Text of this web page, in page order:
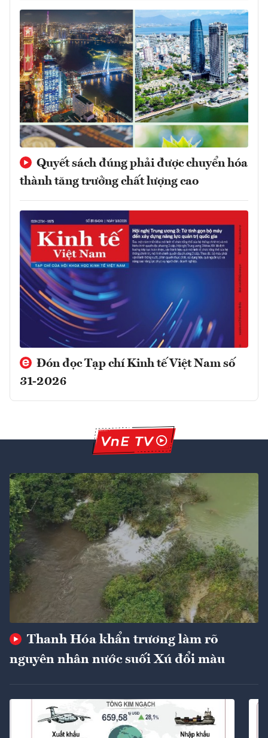
Quyết sách đúng phải được chuyển hóa
thành tăng trưởng chất lượng cao
Đón đọc Tạp chí Kinh tế Việt Nam số
31-2026
Thanh Hóa khẩn trương làm rõ
nguyên nhân nước suối Xú đổi màu